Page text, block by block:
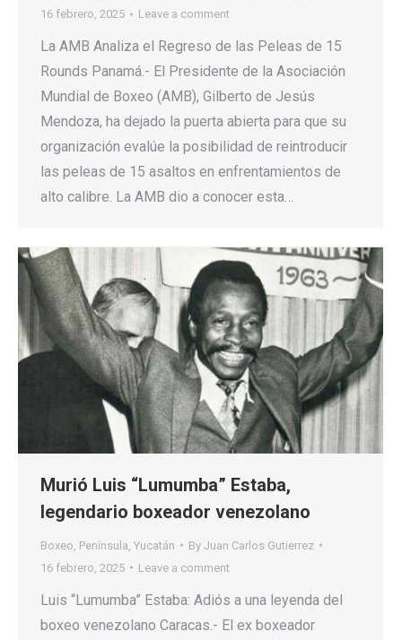
16 febrero, 2025
Leave a comment
La AMB Analiza el Regreso de las Peleas de 15
Rounds Panamá.- El Presidente de la Asociación
Mundial de Boxeo (AMB), Gilberto de Jesús
Mendoza, ha dejado la puerta abierta para que su
organización evalúe la posibilidad de reintroducir
las peleas de 15 asaltos en enfrentamientos de
alto calibre. La AMB dio a conocer esta…
Murió Luis “Lumumba” Estaba,
legendario boxeador venezolano
Boxeo Península Yucatán By Juan Carlos Gutierrez
16 febrero, 2025
Leave a comment
Luis “Lumumba” Estaba: Adiós a una leyenda del
boxeo venezolano Caracas.- El ex boxeador